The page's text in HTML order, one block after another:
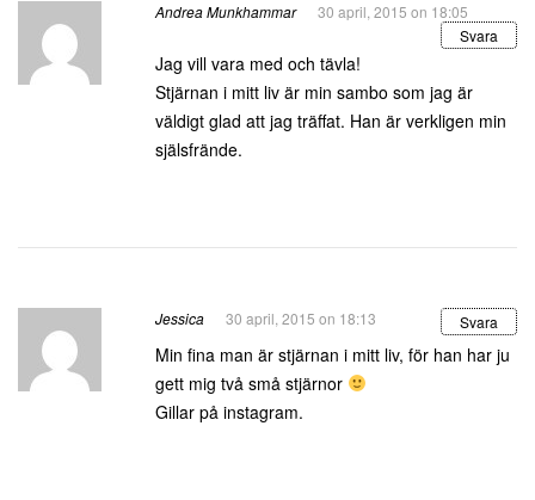
Andrea Munkhammar
30 april, 2015 on 18:05
Svara
Jag vill vara med och tävla!
Stjärnan i mitt liv är min sambo som jag är
väldigt glad att jag träffat. Han är verkligen min
själsfrände.
Jessica 30 april, 2015 on 18:13 Svara
Min fina man är stjärnan i mitt liv, för han har ju
gett mig två små stjärnor
Gillar på instagram.